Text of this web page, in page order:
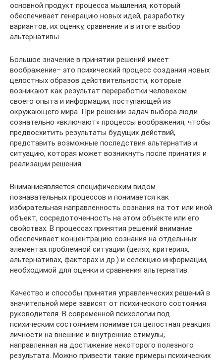
основной продукт процесса мышления, который
обеспечивает генерацию новых идей, разработку
вариантов, их оценку, сравнение и в итоге выбор
альтернативы.
Большое значение в принятии решений имеет
воображение– это психический процесс создания новых
целостных образов действительности, которые
возникают как результат переработки человеком
своего опыта и информации, поступающей из
окружающего мира. При решении задач выбора люди
сознательно «включают» процессы воображения, чтобы
предвосхитить результаты будущих действий,
представить возможные последствия альтернатив и
ситуацию, которая может возникнуть после принятия и
реализации решения.
Вниманиеявляется специфическим видом
познавательных процессов и понимается как
избирательная направленность сознания на тот или иной
объект, сосредоточенность на этом объекте или его
свойствах. В процессах принятия решений внимание
обеспечивает концентрацию сознания на отдельных
элементах проблемной ситуации (целях, критериях,
альтернативах, факторах и др.) и селекцию информации,
необходимой для оценки и сравнения альтернатив.
Качество и способы принятия управленческих решений в
значительной мере зависят от психического состояния
руководителя. В современной психологии под
психическим состоянием понимается целостная реакция
личности на внешние и внутренние стимулы,
направленная на достижение некоторого полезного
результата. Можно привести такие примеры психических